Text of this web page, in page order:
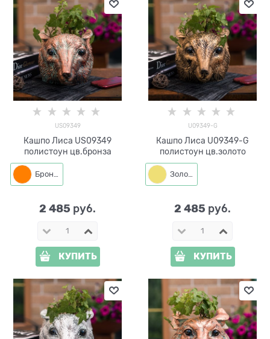
US09349
Кашпо Лиса US09349
полистоун цв.бронза
Бронза
2 485 руб.
КУПИТЬ
U09349-G
Кашпо Лиса U09349-G
полистоун цв.золото
Золото
2 485 руб.
КУПИТЬ